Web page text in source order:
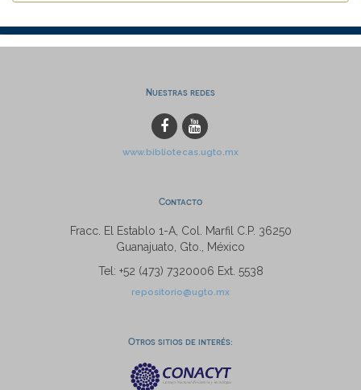
Nuestras redes
www.bibliotecas.ugto.mx
Contacto
Fracc. El Establo 1-A, Col. Marfil C.P. 36250
Guanajuato, Gto., México
Tel: +52 (473) 7320006 Ext. 5538
repositorio@ugto.mx
Otros sitios de interés: